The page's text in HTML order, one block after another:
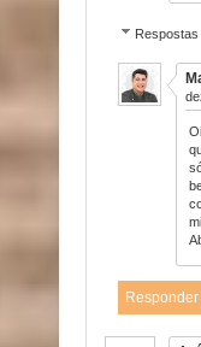
Respostas
Responder